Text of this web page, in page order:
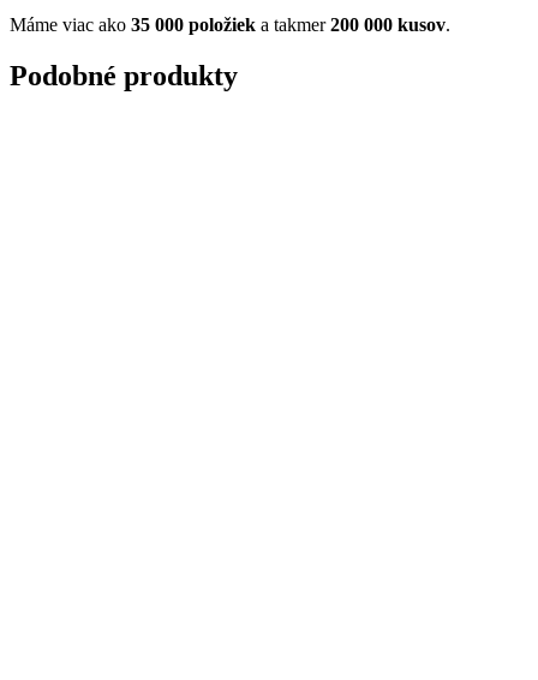
Máme viac ako 35 000 položiek a takmer200 000 kusov.
Podobné produkty